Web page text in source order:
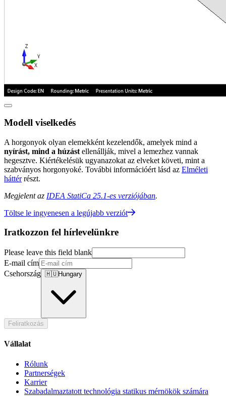
Modell viselkedés
A horgonyok olyan elemekként kezelendők, amelyek mind a
nyírást, mind a húzást ellenállják, mivel a lemezhez vannak
hegesztve. Kiértékelésük ugyanazokat az elveket követi, mint a
szabványos horgonyoké. További információért lásd az Elméleti
háttérrészt.
Megjelent az IDEA StatiCa 25.1-es verziójában.
Töltse le ingyenesen a legújabb verziót
Iratkozzon fel hírlevelünkre
Please leave this field blank
E-mail cím
Csehország 🇭🇺Hungary
Feliratkozás
Vállalat
Rólunk
Partnerségek
Karrier
Szabadalmaztatott technológia statikus mérnökök számára